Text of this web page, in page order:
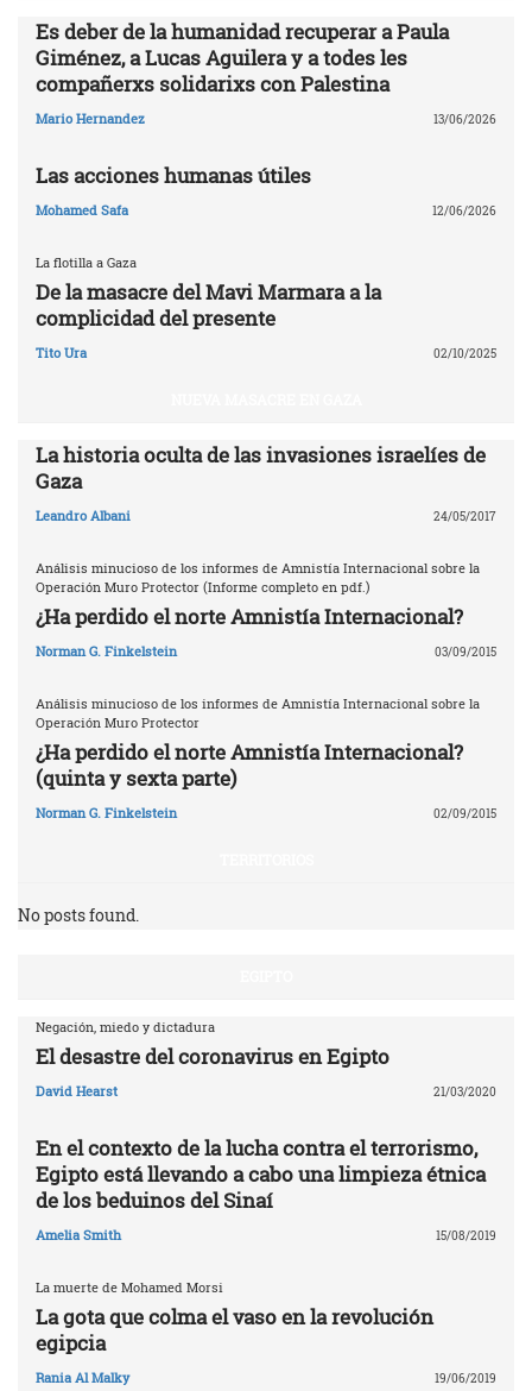
Es deber de la humanidad recuperar a Paula
Giménez, a Lucas Aguilera y a todes les
compañerxs solidarixs con Palestina
Mario Hernandez 13/06/2026
Las acciones humanas útiles
Mohamed Safa 12/06/2026
La flotilla a Gaza
De la masacre del Mavi Marmara a la
complicidad del presente
Tito Ura 02/10/2025
La historia oculta de las invasiones israelíes de
Gaza
Leandro Albani 24/05/2017
Análisis minucioso de los informes de Amnistía Internacional sobre la
Operación Muro Protector (Informe completo en pdf.)
¿Ha perdido el norte Amnistía Internacional?
Norman G. Finkelstein 03/09/2015
Análisis minucioso de los informes de Amnistía Internacional sobre la
Operación Muro Protector
¿Ha perdido el norte Amnistía Internacional?
(quinta y sexta parte)
Norman G. Finkelstein 02/09/2015
No posts found.
Negación, miedo y dictadura
El desastre del coronavirus en Egipto
David Hearst 21/03/2020
En el contexto de la lucha contra el terrorismo,
Egipto está llevando a cabo una limpieza étnica
de los beduinos del Sinaí
Amelia Smith 15/08/2019
La muerte de Mohamed Morsi
La gota que colma el vaso en la revolución
egipcia
Rania Al Malky 19/06/2019